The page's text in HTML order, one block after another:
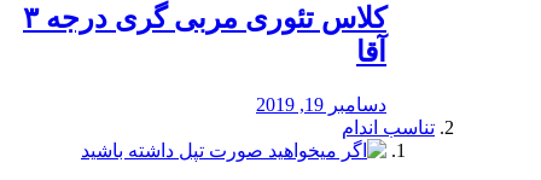
کلاس تئوری مربی گری درجه ۳
آقا
دسامبر 19, 2019
تناسب اندام